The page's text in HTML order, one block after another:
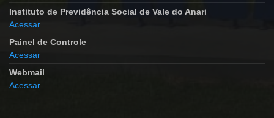
Instituto de Previdência Social de Vale do Anari
Acessar
Painel de Controle
Acessar
Webmail
Acessar